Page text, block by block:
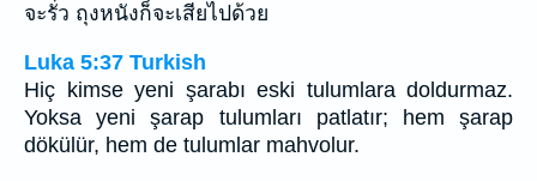
จะรั่ว ถุงหนังก็จะเสียไปด้วย
Luka 5:37 Turkish
Hiç kimse yeni şarabı eski tulumlara doldurmaz.
Yoksa yeni şarap tulumları patlatır; hem şarap
dökülür, hem de tulumlar mahvolur.